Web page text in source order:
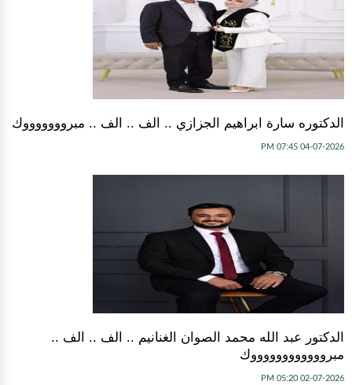
الدكتوره سارة ابراهيم الجزازي .. الف .. الف .. مبروووووووك
04-07-2026 07:45 PM
الدكتور عبد الله محمد الصوان الغنانيم .. الف .. الف ..
مبرووووووووووووك
02-07-2026 05:20 PM